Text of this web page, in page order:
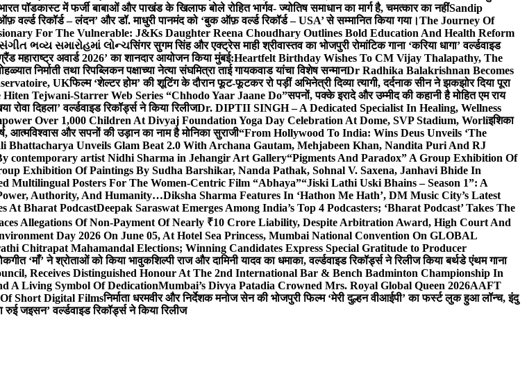
पॉडकास्ट में फर्जी बाबाओं और पाखंड के खिलाफ बोले रोहित भार्गव- ज्योतिष समाधान का मार्ग है, चमत्कार का नहींSandip
वर्ल्ड रिकॉर्ड – लंदन’ और डॉ. माधुरी पानमंद को ‘बुक ऑफ़ वर्ल्ड रिकॉर्ड – USA’ से सम्मानित किया गया।The Journey Of
For The Vulnerable: J&Ks Daughter Reena Choudhary Outlines Bold Education And Health Reform
ભવ્ય સમારોહમાં લોન્ચसिंगर सुगम सिंह और एक्ट्रेस माही श्रीवास्तव का भोजपुरी रोमांटिक गाना ‘करिया धागा’ वर्ल्डवाइड
महाराष्ट्र अवार्ड 2026’ का शानदार आयोजन किया मुंबई:Heartfelt Birthday Wishes To CM Vijay Thalapathy, The
निर्माती तथा रिपब्लिकन पक्षाच्या नेत्या संघमित्रा ताई गायकवाड यांचा विशेष सन्मानDr Radhika Balakrishnan Becomes
UKफिल्म ‘शेल्टर होम’ की शूटिंग के दौरान फूट-फूटकर रो पड़ीं अभिनेत्री दिव्या त्यागी, दर्दनाक सीन ने झकझोर दिया पूरा
Tejwani-Starrer Web Series “Chhodo Yaar Jaane Do”सपनों, पक्के इरादे और उम्मीद की कहानी है मोहित एम राय
दिहला’ वर्ल्डवाइड रिकॉर्ड्स ने किया रिलीजDr. DIPTII SINGH – A Dedicated Specialist In Healing, Wellness
Over 1,000 Children At Divyaj Foundation Yoga Day Celebration At Dome, SVP Stadium, Worliइशिका
आत्मविश्वास और सपनों की उड़ान का नाम है मोनिका सुराजी“From Hollywood To India: Wins Deus Unveils ‘The
Bhattacharya Unveils Glam Beat 2.0 With Archana Gautam, Mehjabeen Khan, Nandita Puri And RJ
contemporary artist Nidhi Sharma in Jehangir Art Gallery“Pigments And Paradox” A Group Exhibition Of
Exhibition Of Paintings By Sudha Barshikar, Nanda Pathak, Sohnal V. Saxena, Janhavi Bhide In
Multilingual Posters For The Women-Centric Film “Abhaya”“Jiski Lathi Uski Bhains – Season 1”: A
Authority, And Humanity…Diksha Sharma Features In ‘Hathon Me Hath’, DM Music City’s Latest
At Bharat PodcastDeepak Saraswat Emerges Among India’s Top 4 Podcasters; ‘Bharat Podcast’ Takes The
Allegations Of Non-Payment Of Nearly ₹10 Crore Liability, Despite Arbitration Award, High Court And
Day 2026 On June 05, At Hotel Sea Princess, Mumbai National Convention On GLOBAL
Chitrapat Mahamandal Elections; Winning Candidates Express Special Gratitude to Producer
‘माँ’ ने श्रोताओं को किया भावुकशिल्पी राज और दामिनी यादव का धमाका, वर्ल्डवाइड रिकॉर्ड्स ने रिलीज किया बर्थडे एंथम गाना
Receives Distinguished Honour At The 2nd International Bar & Bench Badminton Championship In
A Living Symbol Of DedicationMumbai’s Divya Patadia Crowned Mrs. Royal Global Queen 2026AAFT
Short Digital Filmsनिर्माता धरमवीर और निर्देशक मनोज सेन की भोजपुरी फिल्म ‘मेरी दुल्हन वीआईपी’ का फर्स्ट लुक हुआ लॉन्च, इंदु
जइसन’ वर्ल्डवाइड रिकॉर्ड्स ने किया रिलीज